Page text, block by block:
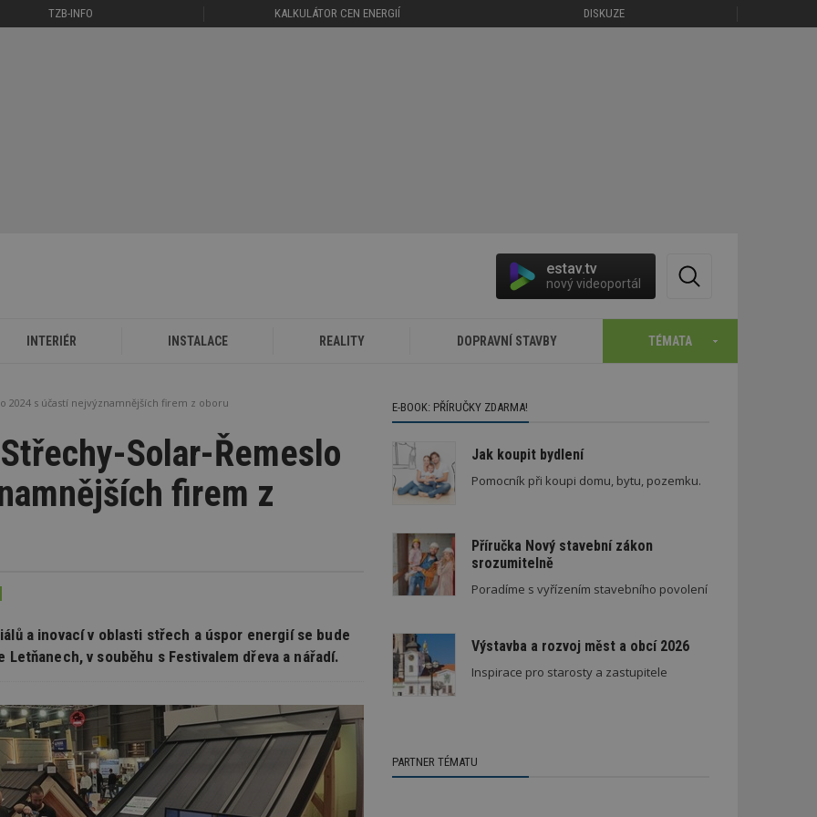
TZB-INFO KALKULÁTOR CEN ENERGIÍ DISKUZE
estav.tv
nový videoportál
INTERIÉR INSTALACE REALITY DOPRAVNÍ STAVBY TÉMATA
2024 s účastí nejvýznamnějších firem z oboru
Solar-Řemeslo
firem z
a inovací v oblasti střech a úspor energií se bude
v souběhu s Festivalem dřeva a nářadí.
E-BOOK: PŘÍRUČKY ZDARMA!
Jak koupit bydlení
Pomocník při koupi domu, bytu, pozemku.
Příručka Nový stavební zákon
srozumitelně
Poradíme s vyřízením stavebního povolení
Výstavba a rozvoj měst a obcí 2026
Inspirace pro starosty a zastupitele
PARTNER TÉMATU